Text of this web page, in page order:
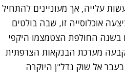
עלייה, אך מעוניינים להתחיל
אוכלוסייה זו, שבה בולטים
בשנה החולפת הצטמצמו היקפי
מערכת הבנקאות הצרפתית
אל שוק נדל"ן היוקרה